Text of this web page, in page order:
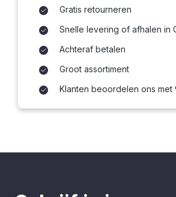
Gratis retourneren
Snelle levering of afhalen in
Achteraf betalen
Groot assortiment
Klanten beoordelen ons met